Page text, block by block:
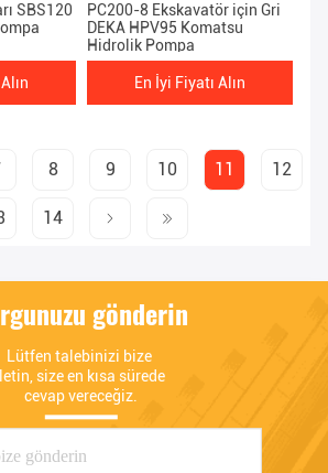
SBS120
PC200-8 Ekskavatör için Gri
DEKA HPV95 Komatsu
Hidrolik Pompa
En İyi Fiyatı Alın
8 9 10 11 12
14
gönderin
Lütfen talebinizi bize
size en kısa sürede
cevap vereceğiz.